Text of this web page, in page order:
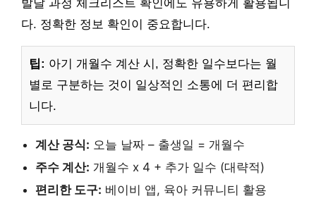
발달 과정 체크리스트 확인에도 유용하게 활용됩니
다. 정확한 정보 확인이 중요합니다.
팁: 아기 개월수 계산 시, 정확한 일수보다는 월
별로 구분하는 것이 일상적인 소통에 더 편리합
니다.
계산 공식: 오늘 날짜 – 출생일 = 개월수
주수 계산: 개월수 x 4 + 추가 일수 (대략적)
편리한 도구: 베이비 앱, 육아 커뮤니티 활용